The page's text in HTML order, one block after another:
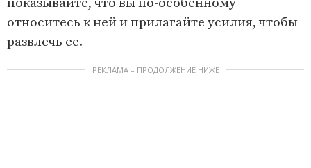
показывайте, что вы по-особенному
относитесь к ней и прилагайте усилия, чтобы
развлечь ее.
РЕКЛАМА – ПРОДОЛЖЕНИЕ НИЖЕ